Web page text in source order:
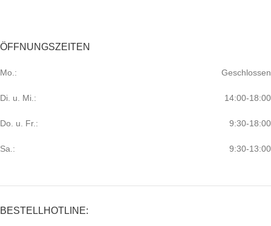
ÖFFNUNGSZEITEN
Mo.: Geschlossen
Di. u. Mi.: 14:00-18:00
Do. u. Fr.: 9:30-18:00
Sa.: 9:30-13:00
BESTELLHOTLINE: